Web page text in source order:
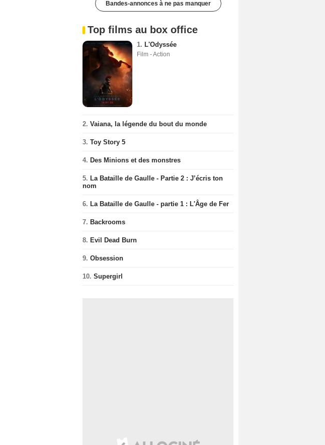
Bandes-annonces à ne pas manquer
Top films au box office
1. L'Odyssée
Film - Action
2. Vaiana, la légende du bout du monde
3. Toy Story 5
4. Des Minions et des monstres
5. La Bataille de Gaulle - Partie 2 : J’écris ton
nom
6. La Bataille de Gaulle - partie 1 : L'Âge de Fer
7. Backrooms
8. Evil Dead Burn
9. Obsession
10. Supergirl